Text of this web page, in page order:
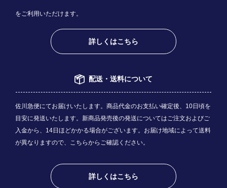
をご利用いただけます。
詳しくはこちら
配送・送料について
佐川急便にてお届けいたします。商品代金のお支払い確定後、10日頃を
目安に発送いたします。新商品発売後の発送についてはご注文およびご
入金から、14日ほどかかる場合がございます。お届け地域によって送料
が異なりますので、 こちらからご確認ください。
詳しくはこちら